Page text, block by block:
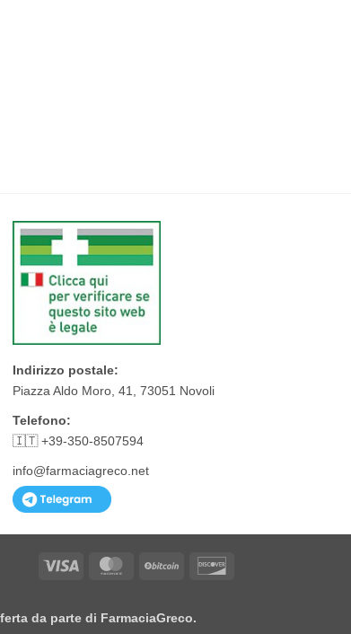
Indirizzo postale:
Piazza Aldo Moro, 41, 73051 Novoli
Telefono:
🇮🇹 +39-350-8507594
info@farmaciagreco.net
Visa MasterCardBitCoin
da parte di FarmaciaGreco.